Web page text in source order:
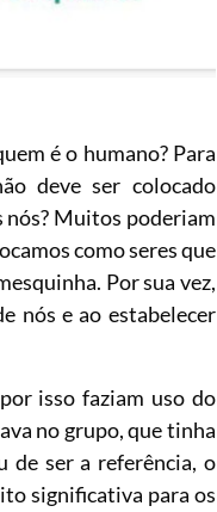
é o humano? Para
deve ser colocado
nós? Muitos poderiam
como seres que
Por sua vez,
nós e ao estabelecer
isso faziam uso do
no grupo, que tinha
de ser a referência, o
significativa para os